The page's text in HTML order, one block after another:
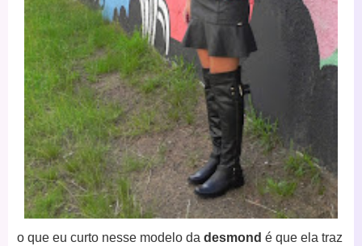
o que eu curto nesse modelo da desmond é que ela traz